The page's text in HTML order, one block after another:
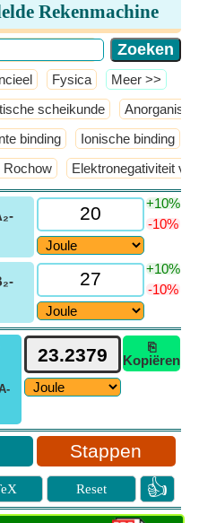
Rekenmachine
Fysica ​Meer >>
scheikunde
binding Ionische binding
Rochow Elektronegativiteit
+10%
-10%
+10%
-10%
⎘
Kopiëren
Stappen
Reset 👍